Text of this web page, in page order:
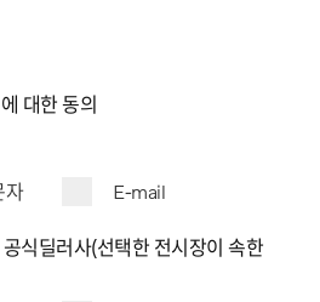
대한 동의
자 E-mail
식딜러사(선택한 전시장이 속한